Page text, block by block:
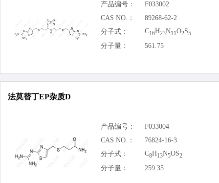
产品编号：
F033002
CAS NO.：
89268-62-2
分子式：
C16H23N11O2S5
分子量： 561.75
法莫替丁EP杂质D
产品编号：
F033004
CAS NO.：
76824-16-3
分子式：
C8H13N5OS2
分子量： 259.35